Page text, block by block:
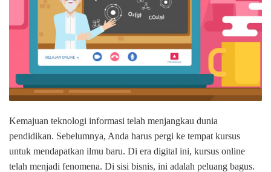
Kemajuan teknologi informasi telah menjangkau dunia
pendidikan. Sebelumnya, Anda harus pergi ke tempat kursus
untuk mendapatkan ilmu baru. Di era digital ini, kursus online
telah menjadi fenomena. Di sisi bisnis, ini adalah peluang bagus.